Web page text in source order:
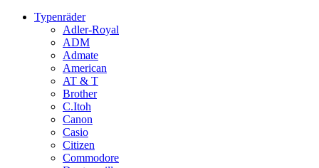
Typenräder
Adler-Royal
ADM
Admate
American
AT & T
Brother
C.Itoh
Canon
Casio
Citizen
Commodore